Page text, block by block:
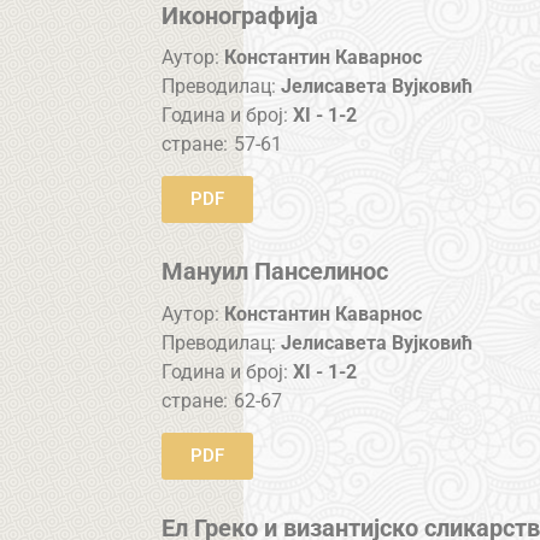
Иконографија
Аутор: Константин Каварнос
Преводилац: Јелисавета Вујковић
Година и број:XI - 1-2
стране: 57-61
PDF
Мануил Панселинос
Аутор: Константин Каварнос
Преводилац: Јелисавета Вујковић
Година и број:XI - 1-2
стране: 62-67
PDF
Ел Греко и византијско